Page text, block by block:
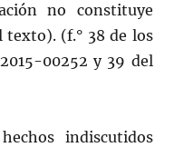
no constituye
texto). (f.° 38 de los
00252 y 39 del
indiscutidos